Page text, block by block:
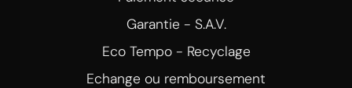
Garantie - S.A.V.
Eco Tempo - Recyclage
Echange ou remboursement